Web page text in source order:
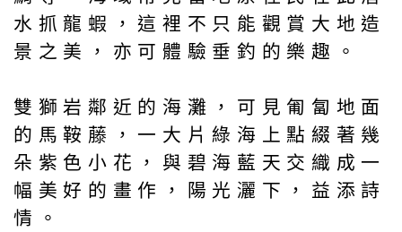
水抓龍蝦，這裡不只能觀賞大地造
景之美，亦可體驗垂釣的樂趣。
雙獅岩鄰近的海灘，可見匍匐地面
的馬鞍藤，一大片綠海上點綴著幾
朵紫色小花，與碧海藍天交織成一
幅美好的畫作，陽光灑下，益添詩
情。